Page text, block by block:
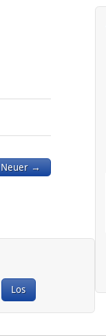
Neuer →